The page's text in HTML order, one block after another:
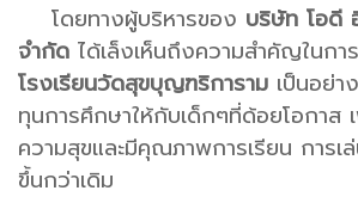
โดยทางผู้บริหารของ บริษัท โอดี
จำกัด ได้เล็งเห็นถึงความสำคัญในก
โรงเรียนวัดสุขบุญฑริการาม เป็นอย่า
ทุนการศึกษาให้กับเด็กๆที่ด้อยโอกาส
ความสุขและมีคุณภาพการเรียน การ
ขึ้นกว่าเดิม